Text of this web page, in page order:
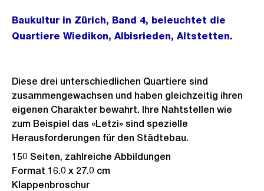
Baukultur in Zürich, Band 4, beleuchtet die
Quartiere Wiedikon, Albisrieden, Altstetten.
Diese drei unterschiedlichen Quartiere sind
zusammengewachsen und haben gleichzeitig ihren
eigenen Charakter bewahrt. Ihre Nahtstellen wie
zum Beispiel das «Letzi» sind spezielle
Herausforderungen für den Städtebau.
150 Seiten, zahlreiche Abbildungen
Format 16.0 x 27.0 cm
Klappenbroschur